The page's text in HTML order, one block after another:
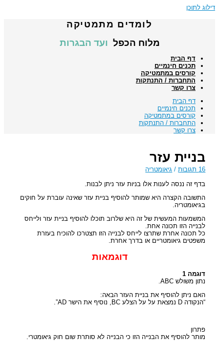
דילוג לתוכן
לומדים מתמטיקה
מלוח הכפל ועד הבגרות
דף הבית
תכנים חינמיים
קורסים במתמטיקה
התחברות / התנתקות
צרו קשר
דף הבית
תכנים חינמיים
קורסים במתמטיקה
התחברות / התנתקות
צרו קשר
בניית עזר
16 תגובות / גיאומטריה
בדף זה ננסה לענות אלו בניות עזר ניתן לבנות.
התשובה הקצרה היא שמותר להוסיף בניית עזר שאינה עוברת על חוקים
בגיאומטריה.
המשמעות המעשית של זה היא שלרוב תוכלו להוסיף בניית עזר ולייחס
לבנייה הזו תכונה אחת.
כל תכונה אחרת שתרצו לייחס לבנייה הזו תצטרכו להוכיח בעזרת
משפטים גיאומטריים או בדרך אחרת.
דוגמאות
דוגמה 1
נתון משולש ABC.
האם ניתן להוסיף את בניית העזר הבאה:
“הנקודה D נמצאת על על הצלע BC, נוסיף את הישר AD”.
פתרון
מותר להוסיף את הבנייה הזו כי הבנייה לא סותרת שום חוק גיאומטרי.